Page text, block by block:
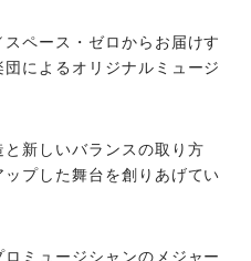
ペース・ゼロからお届けす
によるオリジナルミュージ
新しいバランスの取り方
プした舞台を創りあげてい
ミュージシャンのメジャー